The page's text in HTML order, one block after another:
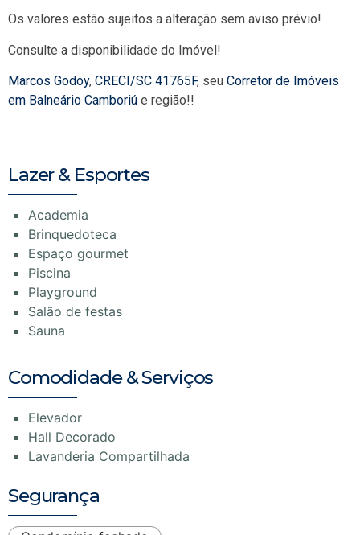
Os valores estão sujeitos a alteração sem aviso prévio!
Consulte a disponibilidade do Imóvel!
Marcos Godoy, CRECI/SC 41765F, seu Corretor de Imóveis
em Balneário Camboriú e região!!
Lazer & Esportes
Academia
Brinquedoteca
Espaço gourmet
Piscina
Playground
Salão de festas
Sauna
Comodidade & Serviços
Elevador
Hall Decorado
Lavanderia Compartilhada
Segurança